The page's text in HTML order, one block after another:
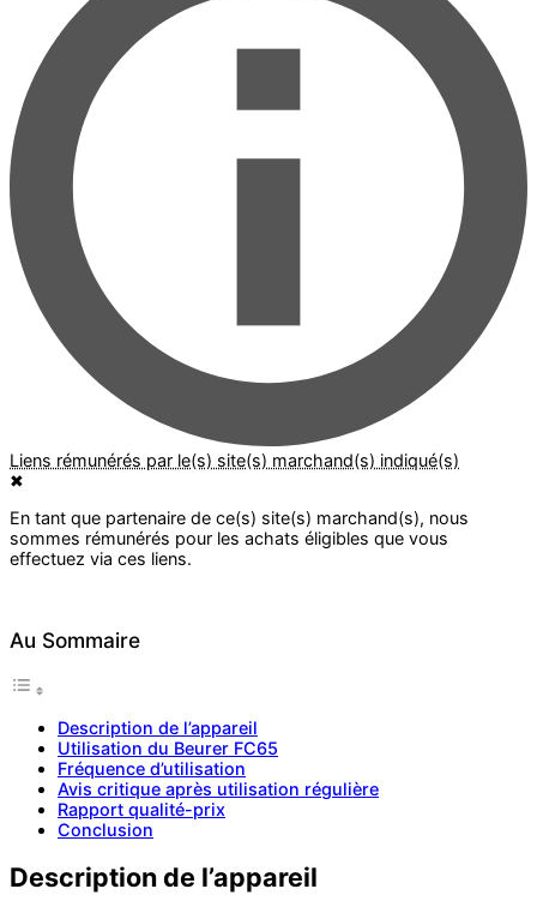
✖
Au Sommaire
Description de l’appareil
Utilisation du Beurer FC65
Fréquence d’utilisation
Avis critique après utilisation régulière
Rapport qualité-prix
Conclusion
Description de l’appareil